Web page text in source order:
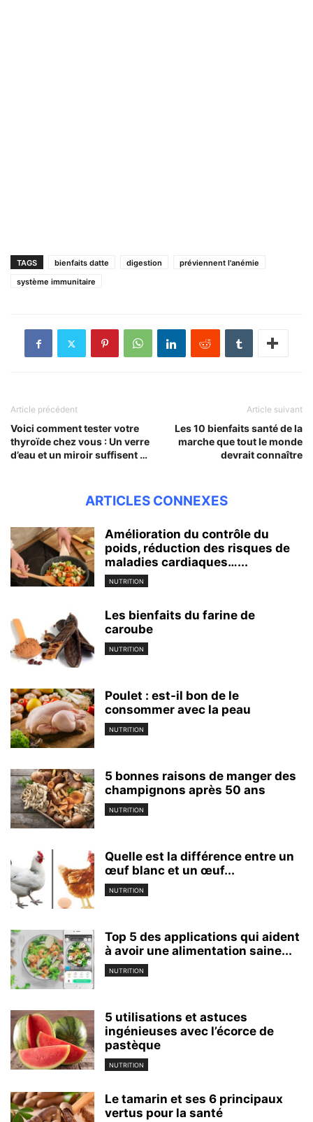
TAGS bienfaits datte digestion
préviennent l'anémie
système immunitaire
Article précédent
Voici comment tester votre
thyroïde chez vous : Un verre
d’eau et un miroir suffisent …
Article suivant
Les 10 bienfaits santé de la
marche que tout le monde
devrait connaître
ARTICLES CONNEXES
Amélioration du contrôle du
poids, réduction des risques de
maladies cardiaques…...
NUTRITION
Les bienfaits du farine de
caroube
NUTRITION
Poulet : est-il bon de le
consommer avec la peau
NUTRITION
5 bonnes raisons de manger des
champignons après 50 ans
NUTRITION
Quelle est la différence entre un
œuf blanc et un œuf...
NUTRITION
Top 5 des applications qui aident
à avoir une alimentation saine...
NUTRITION
5 utilisations et astuces
ingénieuses avec l’écorce de
pastèque
NUTRITION
Le tamarin et ses 6 principaux
vertus pour la santé